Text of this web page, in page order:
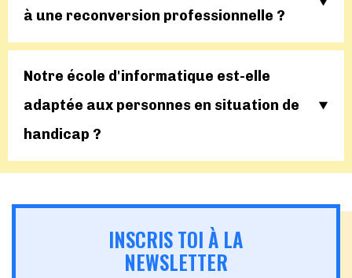
à une reconversion professionnelle ?
Notre école d'informatique est-elle
adaptée aux personnes en situation de
handicap ?
INSCRIS TOI À LA
NEWSLETTER